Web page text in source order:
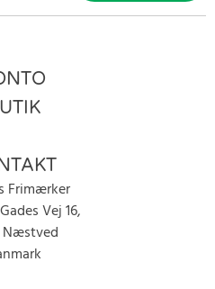
Frimærker
Vej 16,